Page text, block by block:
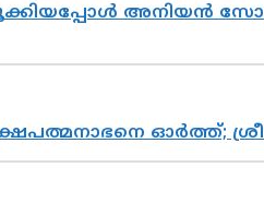
അനിയൻ സോഷ്യൽ
ഓർത്ത്; ശ്രീ